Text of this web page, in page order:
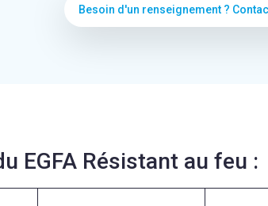
Besoin d'un renseignement ?
EGFA Résistant au feu :